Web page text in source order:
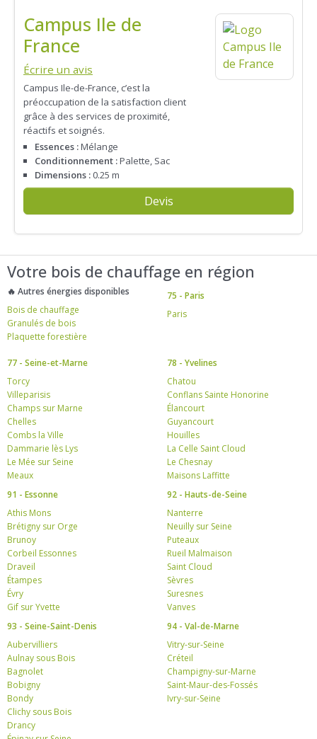
Campus Ile de
France
Écrire un avis
Campus Ile-de-France, c’est la
préoccupation de la satisfaction client
grâce à des services de proximité,
réactifs et soignés.
Essences :Mélange
Conditionnement :Palette, Sac
Dimensions : 0.25 m
Devis
Votre bois de chauffage en région
🔥 Autres énergies disponibles
Bois de chauffage
Granulés de bois
Plaquette forestière
75 - Paris
Paris
77 - Seine-et-Marne
Torcy
Villeparisis
Champs sur Marne
Chelles
Combs la Ville
Dammarie lès Lys
Le Mée sur Seine
Meaux
78 - Yvelines
Chatou
Conflans Sainte Honorine
Élancourt
Guyancourt
Houilles
La Celle Saint Cloud
Le Chesnay
Maisons Laffitte
91 - Essonne
Athis Mons
Brétigny sur Orge
Brunoy
Corbeil Essonnes
Draveil
Étampes
Évry
Gif sur Yvette
92 - Hauts-de-Seine
Nanterre
Neuilly sur Seine
Puteaux
Rueil Malmaison
Saint Cloud
Sèvres
Suresnes
Vanves
93 - Seine-Saint-Denis
Aubervilliers
Aulnay sous Bois
Bagnolet
Bobigny
Bondy
Clichy sous Bois
Drancy
94 - Val-de-Marne
Vitry-sur-Seine
Créteil
Champigny-sur-Marne
Saint-Maur-des-Fossés
Ivry-sur-Seine